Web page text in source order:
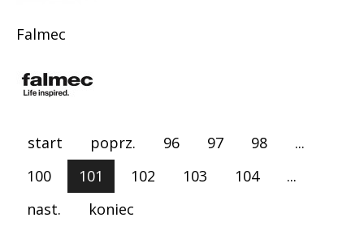
Falmec
start poprz. 96 97 98
...
100
101 102 103 104
...
nast.
koniec